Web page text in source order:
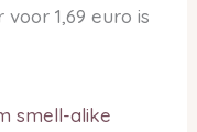
1,69 euro is